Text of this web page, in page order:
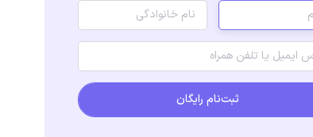
ثبت‌نام رایگان